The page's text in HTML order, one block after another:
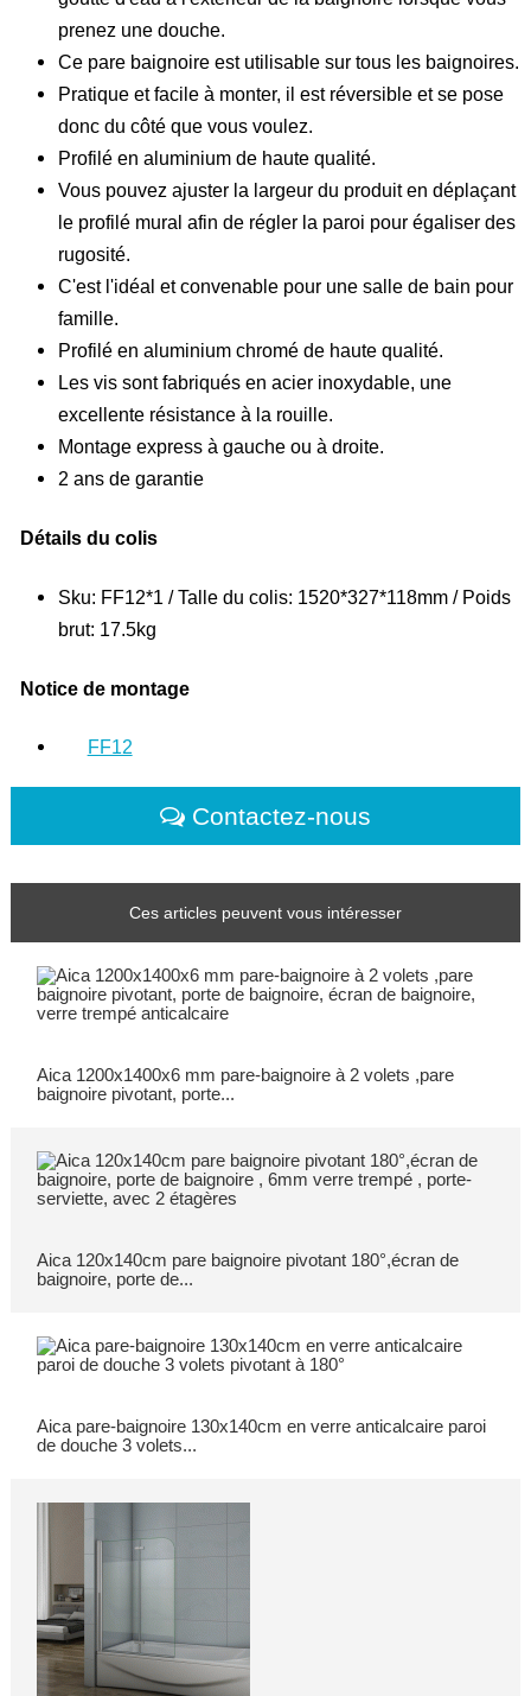
prenez une douche.
Ce pare baignoire est utilisable sur tous les baignoires.
Pratique et facile à monter, il est réversible et se pose
donc du côté que vous voulez.
Profilé en aluminium de haute qualité.
Vous pouvez ajuster la largeur du produit en déplaçant
le profilé mural afin de régler la paroi pour égaliser des
rugosité.
C'est l'idéal et convenable pour une salle de bain pour
famille.
Profilé en aluminium chromé de haute qualité.
Les vis sont fabriqués en acier inoxydable, une
excellente résistance à la rouille.
Montage express à gauche ou à droite.
2 ans de garantie
Détails du colis
Sku: FF12*1 / Talle du colis: 1520*327*118mm / Poids
brut: 17.5kg
Notice de montage
FF12
Contactez-nous
Ces articles peuvent vous intéresser
Aica 1200x1400x6 mm pare-baignoire à 2 volets ,pare
baignoire pivotant, porte...
Aica 120x140cm pare baignoire pivotant 180°,écran de
baignoire, porte de...
Aica pare-baignoire 130x140cm en verre anticalcaire paroi
de douche 3 volets...